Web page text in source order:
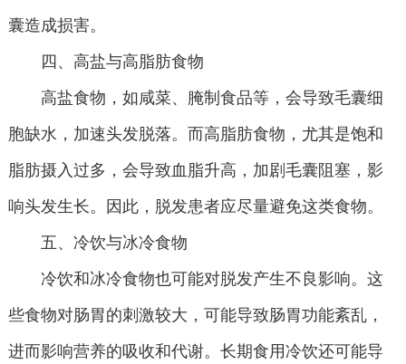
囊造成损害。
四、高盐与高脂肪食物
高盐食物，如咸菜、腌制食品等，会导致毛囊细
胞缺水，加速头发脱落。而高脂肪食物，尤其是饱和
脂肪摄入过多，会导致血脂升高，加剧毛囊阻塞，影
响头发生长。因此，脱发患者应尽量避免这类食物。
五、冷饮与冰冷食物
冷饮和冰冷食物也可能对脱发产生不良影响。这
些食物对肠胃的刺激较大，可能导致肠胃功能紊乱，
进而影响营养的吸收和代谢。长期食用冷饮还可能导